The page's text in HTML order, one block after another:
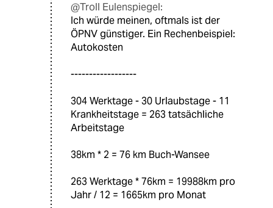
@Troll Eulenspiegel:
Ich würde meinen, oftmals ist der
ÖPNV günstiger. Ein Rechenbeispiel:
Autokosten
------------------
304 Werktage - 30 Urlaubstage - 11
Krankheitstage = 263 tatsächliche
Arbeitstage
38km * 2 = 76 km Buch-Wansee
263 Werktage * 76km = 19988km pro
Jahr / 12 = 1665km pro Monat